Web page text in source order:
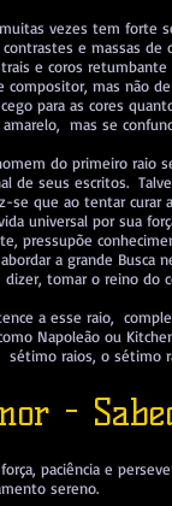
vezes tem forte
e massas
e coros
compositor, mas não
para as cores
mas se
do primeiro raio
de seus escritos.
se que ao tentar curar
universal por sua
pressupõe
a grande Busca
dizer, tomar o reino do
a esse raio,
Napoleão ou
raios, o sétimo
-
paciência e
sereno.